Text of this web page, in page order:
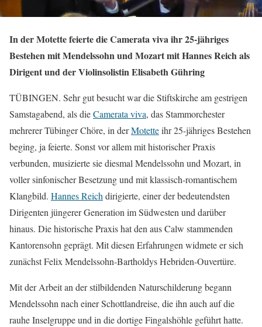
In der Motette feierte die Camerata viva ihr 25-jähriges
Bestehen mit Mendelssohn und Mozart mit Hannes Reich als
Dirigent und der Violinsolistin Elisabeth Gühring
TÜBINGEN. Sehr gut besucht war die Stiftskirche am gestrigen
Samstagabend, als dieCamerata viva, das Stammorchester
mehrerer Tübinger Chöre, in derMotetteihr 25-jähriges Bestehen
beging, ja feierte. Sonst vor allem mit historischer Praxis
verbunden, musizierte sie diesmal Mendelssohn und Mozart, in
voller sinfonischer Besetzung und mit klassisch-romantischem
Klangbild. Hannes Reich dirigierte, einer der bedeutendsten
Dirigenten jüngerer Generation im Südwesten und darüber
hinaus. Die historische Praxis hat den aus Calw stammenden
Kantorensohn geprägt. Mit diesen Erfahrungen widmete er sich
zunächst Felix Mendelssohn-Bartholdys Hebriden-Ouvertüre.
Mit der Arbeit an der stilbildenden Naturschilderung begann
Mendelssohn nach einer Schottlandreise, die ihn auch auf die
rauhe Inselgruppe und in die dortige Fingalshöhle geführt hatte.